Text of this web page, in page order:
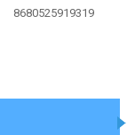
8680525919319